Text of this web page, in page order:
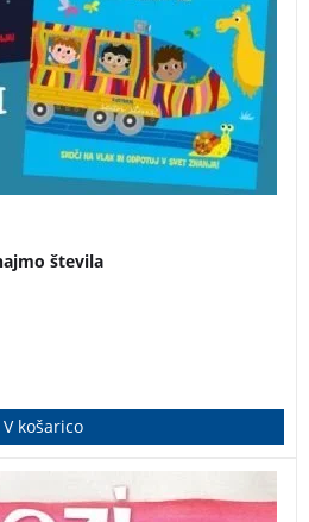
števila
V košarico
deklica z neukrotljivimi